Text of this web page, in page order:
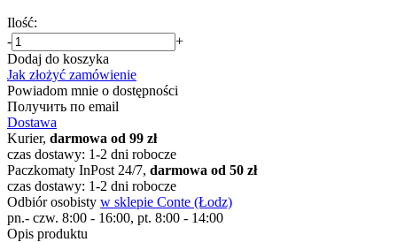
Ilość:
-
+
Dodaj do koszyka
Jak złożyć zamówienie
Powiadom mnie o dostępności
Получить по email
Dostawa
Kurier, darmowa od 99 zł
czas dostawy: 1-2 dni robocze
Paczkomaty InPost 24/7, darmowa od 50 zł
czas dostawy: 1-2 dni robocze
Odbiór osobisty w sklepie Conte (Łodz)
pn.- czw. 8:00 - 16:00, pt. 8:00 - 14:00
Opis produktu